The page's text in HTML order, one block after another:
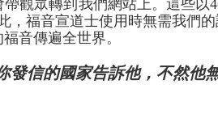
觀眾轉到我們網站上。這些以
福音宣道士使用時無需我們的
音傳遍全世界。
發信的國家告訴他，不然他